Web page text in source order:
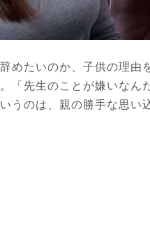
めたいのか、子供の理由
「先生のことが嫌いなん
うのは、親の勝手な思い